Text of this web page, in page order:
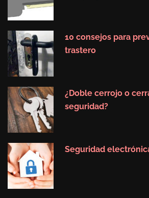
10 consejos para
trastero
¿Doble cerrojo o
seguridad?
Seguridad